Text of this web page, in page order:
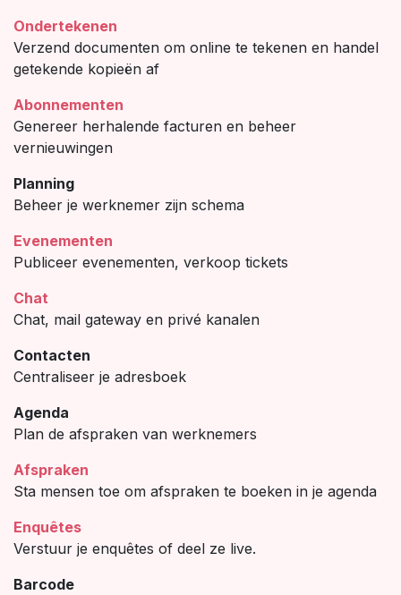
Ondertekenen
Verzend documenten om online te tekenen en handel
getekende kopieën af
Abonnementen
Genereer herhalende facturen en beheer
vernieuwingen
Planning
Beheer je werknemer zijn schema
Evenementen
Publiceer evenementen, verkoop tickets
Chat
Chat, mail gateway en privé kanalen
Contacten
Centraliseer je adresboek
Agenda
Plan de afspraken van werknemers
Afspraken
Sta mensen toe om afspraken te boeken in je agenda
Enquêtes
Verstuur je enquêtes of deel ze live.
Barcode